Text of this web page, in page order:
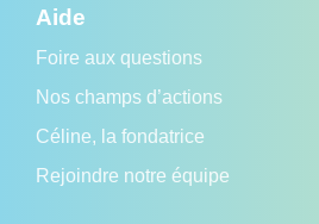
Aide
Foire aux questions
Nos champs d’actions
Céline, la fondatrice
Rejoindre notre équipe